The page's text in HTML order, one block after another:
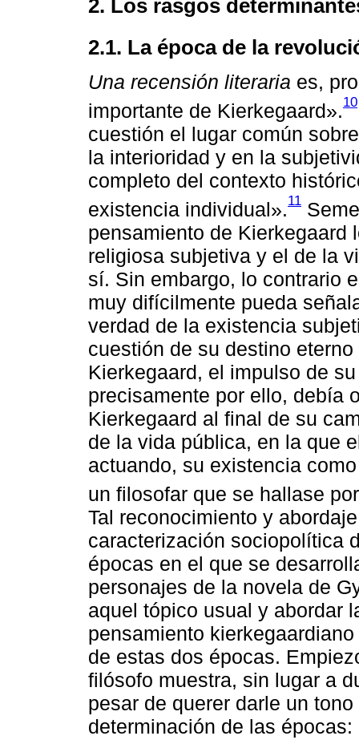
2. Los rasgos
2.1. La época de la
Una recensión literaria es,
importante de Kierkegaard».10
cuestión el lugar común
la interioridad y en la
completo del contexto
existencia individual».11
pensamiento de Kierkegaard
religiosa subjetiva y el de la
sí. Sin embargo, lo contrario
muy difícilmente pueda
verdad de la existencia
cuestión de su destino
Kierkegaard, el impulso de
precisamente por ello, debía
Kierkegaard al final de su
de la vida pública, en la que
actuando, su existencia
un filosofar que se hallase
Tal reconocimiento y
caracterización sociopolítica
épocas en el que se
personajes de la novela de
aquel tópico usual y abordar
pensamiento
de estas dos épocas.
filósofo muestra, sin lugar a
pesar de querer darle un
determinación de las